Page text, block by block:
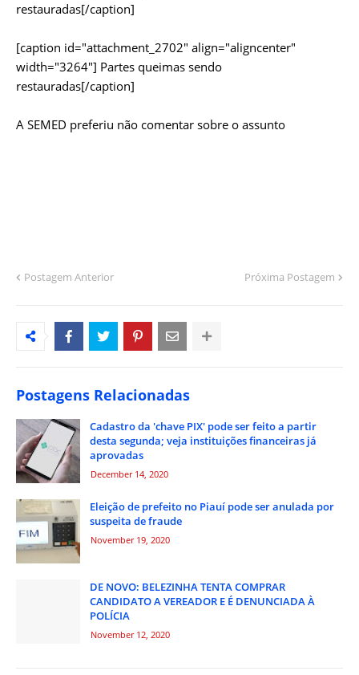
restauradas[/caption]
[caption id="attachment_2702" align="aligncenter"
width="3264"] Partes queimas sendo
restauradas[/caption]
A SEMED preferiu não comentar sobre o assunto
Postagem Anterior Próxima Postagem
Postagens Relacionadas
Cadastro da 'chave PIX' pode ser feito a partir
desta segunda; veja instituições financeiras já
aprovadas
December 14, 2020
Eleição de prefeito no Piauí pode ser anulada por
suspeita de fraude
November 19, 2020
DE NOVO: BELEZINHA TENTA COMPRAR
CANDIDATO A VEREADOR E É DENUNCIADA À
POLÍCIA
November 12, 2020